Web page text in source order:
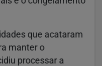
que acataram
manter o
processar a